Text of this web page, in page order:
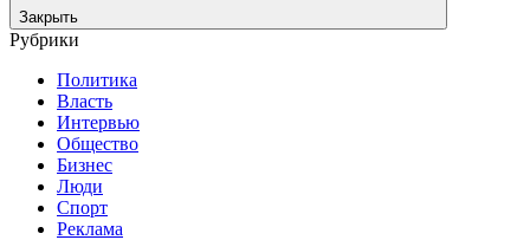
Закрыть
Рубрики
Политика
Власть
Интервью
Общество
Бизнес
Люди
Спорт
Реклама